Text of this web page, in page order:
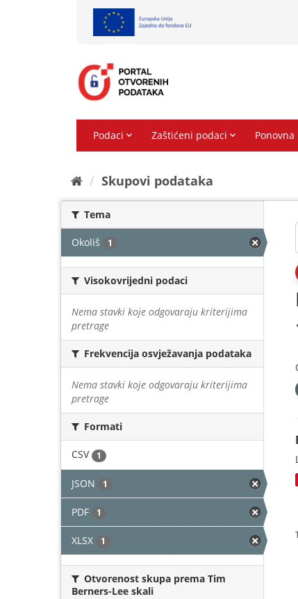
Skupovi podаtаkа
Tema
Okoliš 1
Visokovrijedni podaci
Nema stavki koje odgovaraju kriterijima
pretrage
Frekvencija osvježavanja podataka
Nema stavki koje odgovaraju kriterijima
pretrage
Formati
CSV 1
JSON 1
PDF 1
XLSX 1
Otvorenost skupa prema Tim
Berners-Lee skali